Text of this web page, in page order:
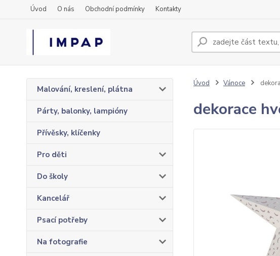
Úvod O nás Obchodní podmínky Kontakty
Malování, kreslení, plátna
Párty, balonky, lampióny
Přívěsky, klíčenky
Pro děti
Do školy
Kancelář
Psací potřeby
Na fotografie
Úvod Vánoce
dekorace